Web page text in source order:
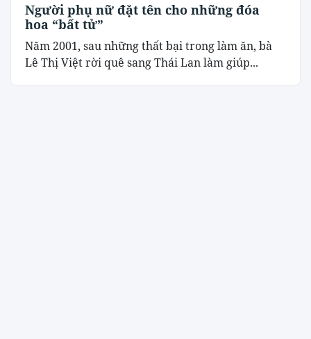
Người phụ nữ đặt tên cho những đóa
hoa “bất tử”
Năm 2001, sau những thất bại trong làm ăn, bà
Lê Thị Việt rời quê sang Thái Lan làm giúp...